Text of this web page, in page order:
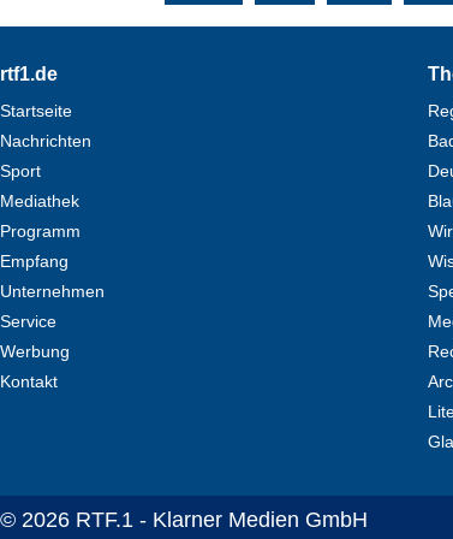
Footer
© 2026 RTF.1 - Klarner Medien GmbH
rtf1.de
Startseite
Nachrichten
Sport
Mediathek
Programm
Empfang
Unternehmen
Service
Werbung
Kontakt